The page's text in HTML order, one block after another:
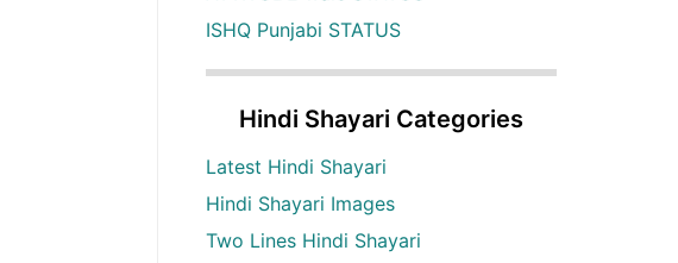
ISHQ Punjabi STATUS
Hindi Shayari Categories
Latest Hindi Shayari
Hindi Shayari Images
Two Lines Hindi Shayari